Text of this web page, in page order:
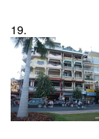
19.